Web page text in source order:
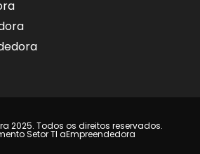
2025. Todos os direitos reservados.
Setor TI aEmpreendedora